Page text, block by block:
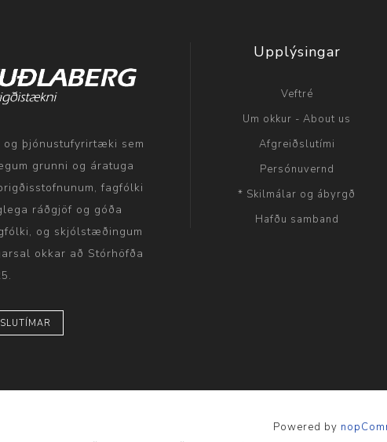
þjónustufyrirtæki sem
grunni og áratuga
fagfólki
ráðgjöf og góða
og skjólstæðingum
okkar að Stórhöfða
Upplýsingar
Veftré
Um okkur - About us
Afgreiðslutími
Persónuvernd
* Skilmálar og ábyrgð
Hafðu samband
Powered by